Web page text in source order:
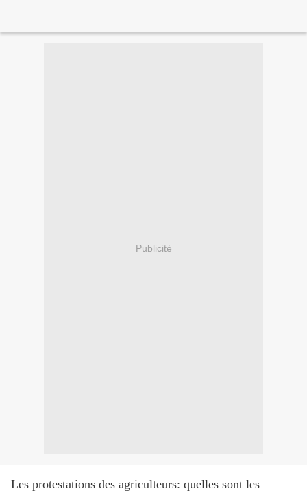
Publicité
Les protestations des agriculteurs: quelles sont les